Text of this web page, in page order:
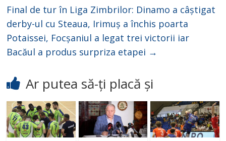
Final de tur în Liga Zimbrilor: Dinamo a câștigat
derby-ul cu Steaua, Irimuș a închis poarta
Potaissei, Focșaniul a legat trei victorii iar
Bacăul a produs surpriza etapei →
Ar putea să-ți placă și